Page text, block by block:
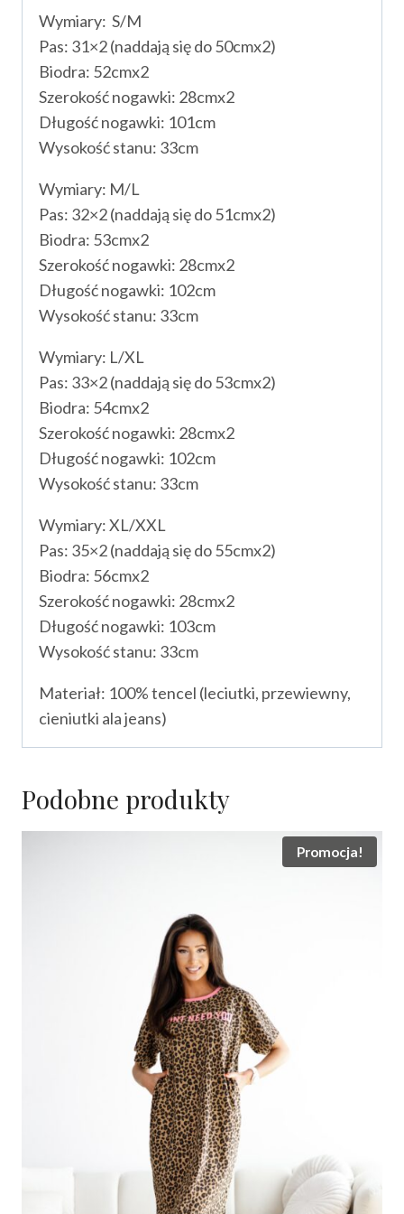
Wymiary: S/M
Pas: 31×2 (naddają się do 50cmx2)
Biodra: 52cmx2
Szerokość nogawki: 28cmx2
Długość nogawki: 101cm
Wysokość stanu: 33cm
Wymiary: M/L
Pas: 32×2 (naddają się do 51cmx2)
Biodra: 53cmx2
Szerokość nogawki: 28cmx2
Długość nogawki: 102cm
Wysokość stanu: 33cm
Wymiary: L/XL
Pas: 33×2 (naddają się do 53cmx2)
Biodra: 54cmx2
Szerokość nogawki: 28cmx2
Długość nogawki: 102cm
Wysokość stanu: 33cm
Wymiary: XL/XXL
Pas: 35×2 (naddają się do 55cmx2)
Biodra: 56cmx2
Szerokość nogawki: 28cmx2
Długość nogawki: 103cm
Wysokość stanu: 33cm
Materiał: 100% tencel (leciutki, przewiewny,
cieniutki ala jeans)
Podobne produkty
Promocja!